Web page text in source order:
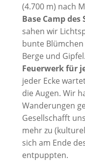
(4.700 m) nach
Base Camp des
sahen wir
bunte
Berge und Gipfel.
Feuerwerk für
jeder Ecke
die Augen. Wir
Wanderungen
Gesellschafft
mehr zu
sich am Ende
entpuppten.